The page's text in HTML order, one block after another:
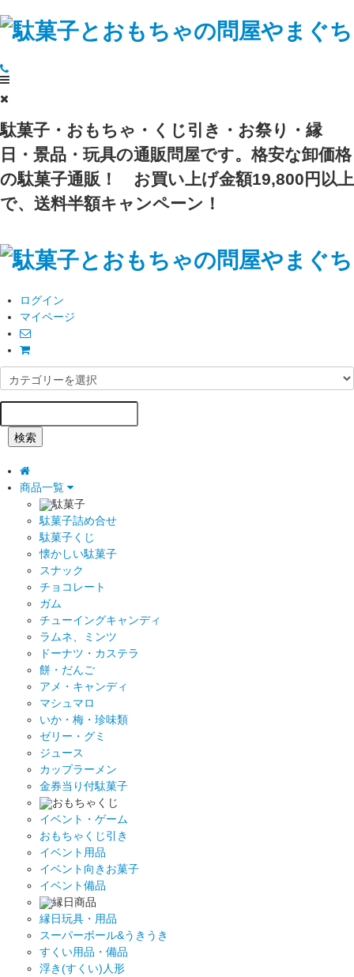
駄菓子・おもちゃ・くじ引き・お祭り・縁
日・景品・玩具の通販問屋です。格安な卸価格
の駄菓子通販！
お買い上げ金額19,800円以上
で、送料半額キャンペーン！
ログイン
マイページ
検索
商品一覧
駄菓子
駄菓子詰め合せ
駄菓子くじ
懐かしい駄菓子
スナック
チョコレート
ガム
チューイングキャンディ
ラムネ、ミンツ
ドーナツ・カステラ
餅・だんご
アメ・キャンディ
マシュマロ
いか・梅・珍味類
ゼリー・グミ
ジュース
カップラーメン
金券当り付駄菓子
おもちゃくじ
イベント・ゲーム
おもちゃくじ引き
イベント用品
イベント向きお菓子
イベント備品
縁日商品
縁日玩具・用品
スーパーボール&うきうき
すくい用品・備品
浮き(すくい)人形